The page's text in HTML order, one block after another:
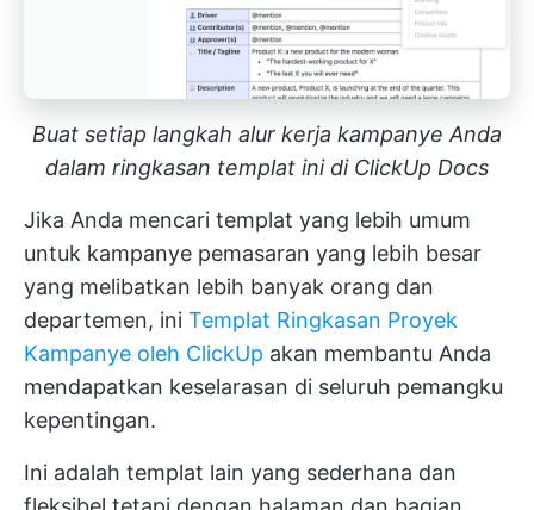
Buat setiap langkah alur kerja kampanye Anda
dalam ringkasan templat ini di ClickUp Docs
Jika Anda mencari templat yang lebih umum
untuk kampanye pemasaran yang lebih besar
yang melibatkan lebih banyak orang dan
departemen, ini Templat Ringkasan Proyek
Kampanye oleh ClickUp akan membantu Anda
mendapatkan keselarasan di seluruh pemangku
kepentingan.
Ini adalah templat lain yang sederhana dan